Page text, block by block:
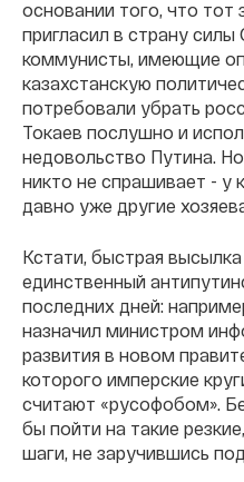
основании того, что тот
пригласил в страну
коммунисты, имеющие
казахстанскую
потребовали убрать
Токаев послушно и
недовольство Путина.
никто не спрашивает - у
давно уже другие
Кстати, быстрая
единственный
последних дней:
назначил министром
развития в новом
которого имперские
считают «русофобом».
бы пойти на такие
шаги, не заручившись